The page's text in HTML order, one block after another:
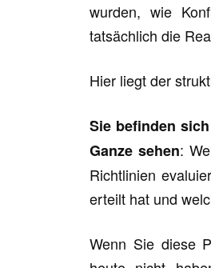
wurden, wie
tatsächlich die
Hier liegt der
Sie befinden
Ganze sehen:
Richtlinien
erteilt hat und
Wenn Sie diese